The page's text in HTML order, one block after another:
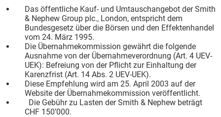
Das öffentliche Kauf- und Umtauschangebot der Smith
& Nephew Group plc., London, entspricht dem
Bundesgesetz über die Börsen und den Effektenhandel
vom 24. März 1995.
Die Übernahmekommission gewährt die folgende
Ausnahme von der Übernahmeverordnung (Art. 4 UEV-
UEK): Befreiung von der Pflicht zur Einhaltung der
Karenzfrist (Art. 14 Abs. 2 UEV-UEK).
Diese Empfehlung wird am 25. April 2003 auf der
Website der Übernahmekommission veröffentlicht.
Die Gebühr zu Lasten der Smith & Nephew beträgt
CHF 150’000.